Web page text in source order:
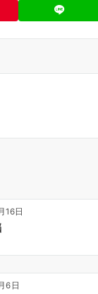
16日
6日